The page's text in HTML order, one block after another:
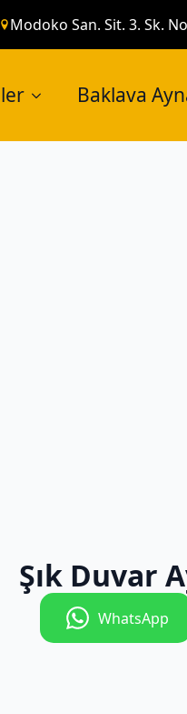
Modoko San. Sit. 3. Sk.
Baklava
Şık Duvar
WhatsApp